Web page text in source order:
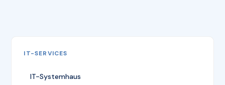
IT-SERVICES
IT-Systemhaus